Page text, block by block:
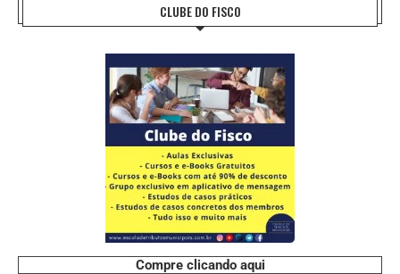
CLUBE DO FISCO
Compre clicando aqui